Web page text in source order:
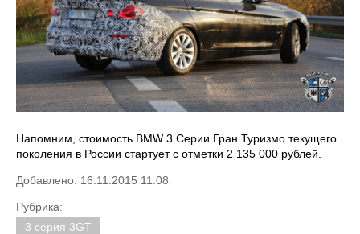
Напомним, стоимость BMW 3 Серии Гран Туризмо текущего
поколения в России стартует с отметки 2 135 000 рублей.
Добавлено: 16.11.2015 11:08
Рубрика:
3 серия 3GT